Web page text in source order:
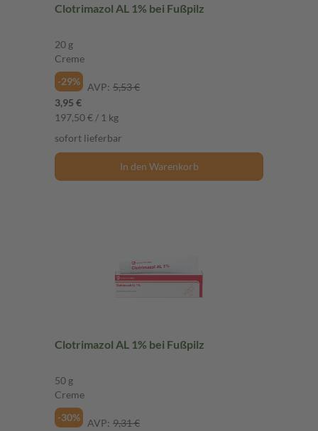
Clotrimazol AL 1% bei Fußpilz
20 g
Creme
-29%
AVP: 5,53 €
3,95 €
197,50 € / 1 kg
sofort lieferbar
In den Warenkorb
Clotrimazol AL 1% bei Fußpilz
50 g
Creme
-30%
AVP: 9,31 €